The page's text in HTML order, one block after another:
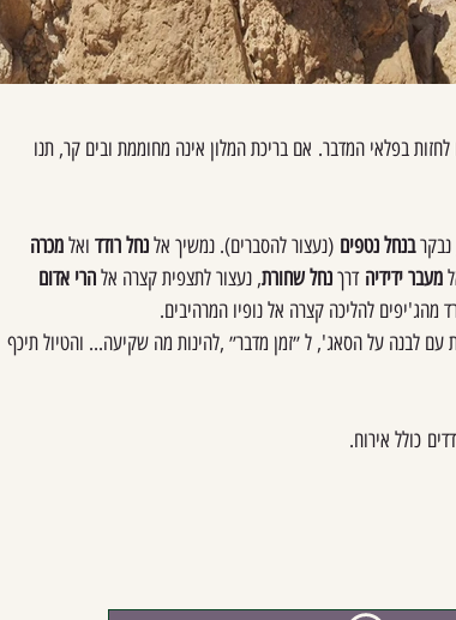
בפלאי המדבר. אם בריכת המלון אינה מחוממת ובים קר, תנו
נבקרבנחל נטפים (נעצור להסברים). נמשיך אלנחל רודד ואלמכרה
מעבר ידידיהדרךנחל שחורת, נעצור לתצפית קצרה אלהרי אדום
מהג'יפים להליכה קצרה אל נופיו המרהיבים.
עם לבנה על הסאג', ל ״זמן מדבר״ ,להינות מה שקיעה... והטיול תיכף
כולל אירוח.